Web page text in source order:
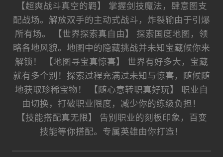
【超爽战斗真空的羁】 掌握剑技魔法，肆意图支
配战场。解放双手的主动式战斗，炸裂输由于引爆
所有场。 【世界探索真自由】 探索国度地图，领
略各地风貌。地图中的隐藏挑战并未知宝藏候你来
解锁！ 【地图寻宝真惊喜】 世界有好多大，宝藏
就有多个别！探索过程充满过未知与惊喜，随候随
地获取珍稀宝物！ 【随心意转职真好玩】 职业自
由切换，打破职业限度，减少你的练级负担！
【技能搭配真无限】 告别职业的刻板印象，百变
技能等你搭配。专属英雄由你打造！